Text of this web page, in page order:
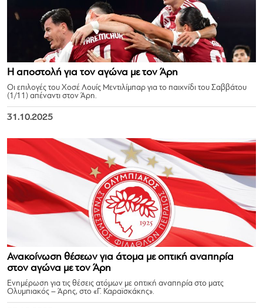
Η αποστολή για τον αγώνα με τον Άρη
Οι επιλογές του Χοσέ Λουίς Μεντιλίμπαρ για το παιχνίδι του Σαββάτου
(1/11) απέναντι στον Άρη.
31.10.2025
Ανακοίνωση θέσεων για άτομα με οπτική αναπηρία
στον αγώνα με τον Άρη
Ενημέρωση για τις θέσεις ατόμων με οπτική αναπηρία στο ματς
Ολυμπιακός – Άρης, στο «Γ. Καραϊσκάκης».